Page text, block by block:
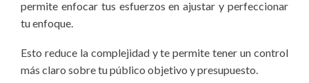
permite enfocar tus esfuerzos en ajustar y perfeccionar
tu enfoque.
Esto reduce la complejidad y te permite tener un control
más claro sobre tu público objetivo y presupuesto.